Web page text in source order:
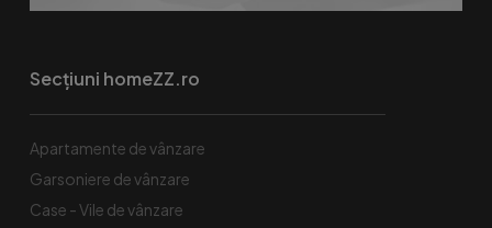
Secțiuni homeZZ.ro
Apartamente de vânzare
Garsoniere de vânzare
Case - Vile de vânzare